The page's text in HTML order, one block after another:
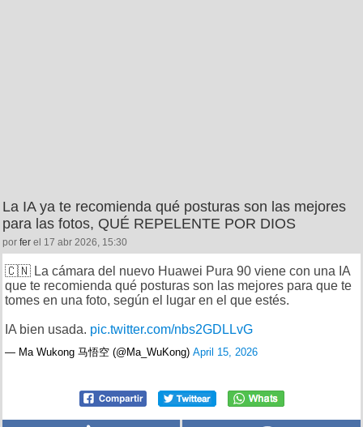
La IA ya te recomienda qué posturas son las mejores
para las fotos, QUÉ REPELENTE POR DIOS
por fer el 17 abr 2026, 15:30
🇨🇳 La cámara del nuevo Huawei Pura 90 viene con una IA
que te recomienda qué posturas son las mejores para que te
tomes en una foto, según el lugar en el que estés.
IA bien usada. pic.twitter.com/nbs2GDLLvG
— Ma Wukong 马悟空 (@Ma_WuKong) April 15, 2026